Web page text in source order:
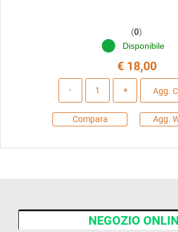
(0)
Disponibile
€ 18,00
Agg.
Compara Agg.
NEGOZIO